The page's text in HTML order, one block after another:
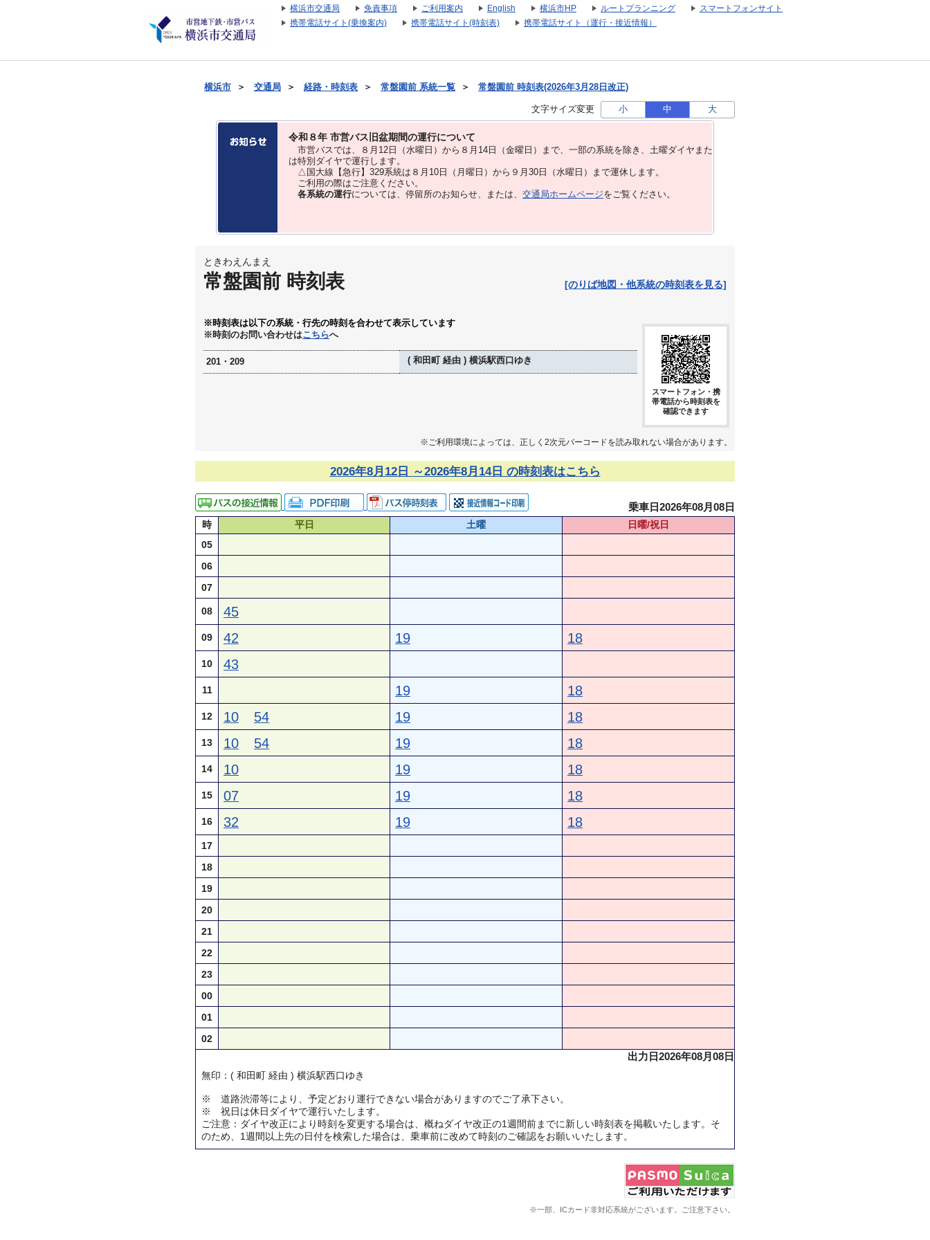
横浜市交通局 免責事項 ご利用案内 English 横浜市HP ルートプランニング
スマートフォンサイト
携帯電話サイト(乗換案内)
携帯電話サイト(時刻表) 携帯電話サイト（運行・接近情報）
横浜市 ＞ 交通局 ＞ 経路・時刻表 ＞ 常盤園前 系統一覧 ＞ 常盤園前 時刻表(2026年3月28日改正)
文字サイズ変更 小 中 大
令和８年 市営バス旧盆期間の運行について
市営バスでは、８⽉12⽇（水曜日）から８⽉14⽇（金曜日）まで、⼀部の系統を除き、⼟曜ダイヤまた
は特別ダイヤで運⾏します。
△国大線【急行】329系統は８月10日（月曜日）から９月30日（水曜日）まで運休します。
ご利用の際はご注意ください。
各系統の運行については、停留所のお知らせ、または、 交通局ホームページをご覧ください。
ときわえんまえ
常盤園前 時刻表 [のりば地図・他系統の時刻表を見る]
※時刻表は以下の系統・行先の時刻を合わせて表示しています
※時刻のお問い合わせはこちらへ
201・209 ( 和田町 経由 ) 横浜駅西口ゆき
スマートフォン・携
帯電話から時刻表を
確認できます
※ご利用環境によっては、正しく2次元バーコードを読み取れない場合があります。
2026年8月12日 ～2026年8月14日 の時刻表はこちら
乗車日2026年08月08日
時 平日 土曜
日曜/祝日
05
06
07
08 45
09 42 19 18
10 43
11 19 18
12 10 54 19 18
13 10 54 19 18
14 10 19 18
15 07 19 18
16 32 19 18
17
18
19
20
21
22
23
00
01
02
出力日2026年08月08日
無印：( 和田町 経由 ) 横浜駅西口ゆき
※ 道路渋滞等により、予定どおり運行できない場合がありますのでご了承下さい。
※ 祝日は休日ダイヤで運行いたします。
ご注意：ダイヤ改正により時刻を変更する場合は、概ねダイヤ改正の1週間前までに新しい時刻表を掲載いたします。そ
のため、1週間以上先の日付を検索した場合は、乗車前に改めて時刻のご確認をお願いいたします。
※一部、ICカード非対応系統がございます。ご注意下さい。